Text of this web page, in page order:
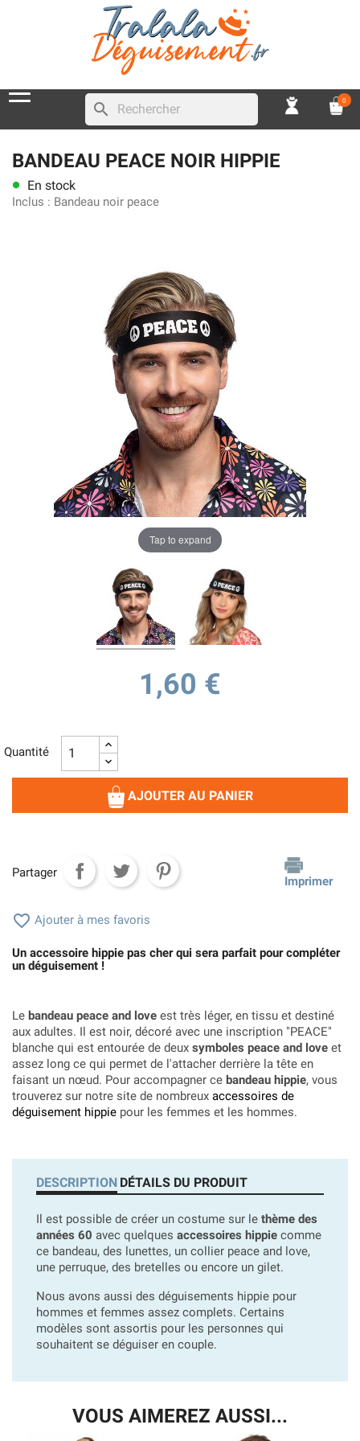
search 0
BANDEAU PEACE NOIR HIPPIE
lens En stock
Inclus : Bandeau noir peace
Tap to expand
1,60 €
Quantité
AJOUTER AU PANIER
Partager
Imprimer
 Ajouter à mes favoris
Un accessoire hippie pas cher qui sera parfait pour compléter
un déguisement !
Le bandeau peace and love est très léger, en tissu et destiné
aux adultes. Il est noir, décoré avec une inscription "PEACE"
blanche qui est entourée de deux symboles peace and love et
assez long ce qui permet de l'attacher derrière la tête en
faisant un nœud. Pour accompagner ce bandeau hippie, vous
trouverez sur notre site de nombreux accessoires de
déguisement hippie pour les femmes et les hommes.
DESCRIPTION DÉTAILS DU PRODUIT
Il est possible de créer un costume sur le thème des
années 60 avec quelques accessoires hippie comme
ce bandeau, des lunettes, un collier peace and love,
une perruque, des bretelles ou encore un gilet.
Nous avons aussi des déguisements hippie pour
hommes et femmes assez complets. Certains
modèles sont assortis pour les personnes qui
souhaitent se déguiser en couple.
VOUS AIMEREZ AUSSI...